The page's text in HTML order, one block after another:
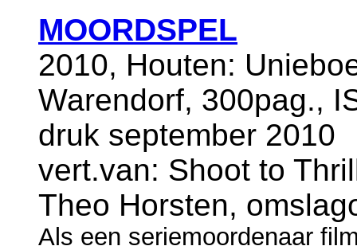
MOORDSPEL
2010, Houten:
Warendorf, 300pag.,
druk september 2010
vert.van: Shoot to
Theo Horsten,
Als een seriemoordenaar